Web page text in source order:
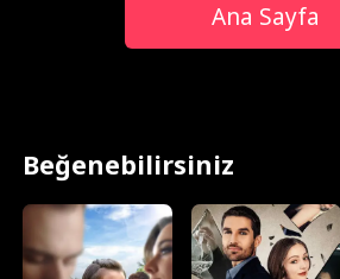
Ana Sayfa
Beğenebilirsiniz